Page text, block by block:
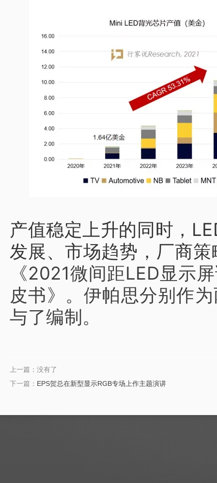
产值稳定上升的同时，
发展、市场趋势，厂商
《2021微间距LED显示
皮书》。伊帕思分别作
与了编制。
上一篇：没有了
下一篇： EPS贺总在新型显示RGB专场上作主题演讲